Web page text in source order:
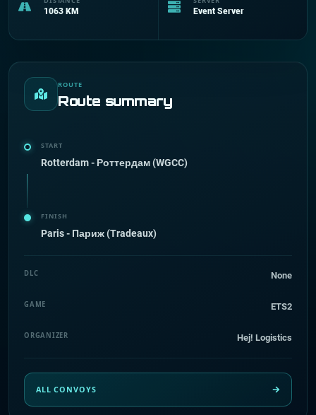
1063 KM Event Server
ROUTE
Route summary
START
Rotterdam - Роттердам (WGCC)
FINISH
Paris - Париж (Tradeaux)
DLC None
GAME ETS2
ORGANIZER Hej! Logistics
ALL CONVOYS